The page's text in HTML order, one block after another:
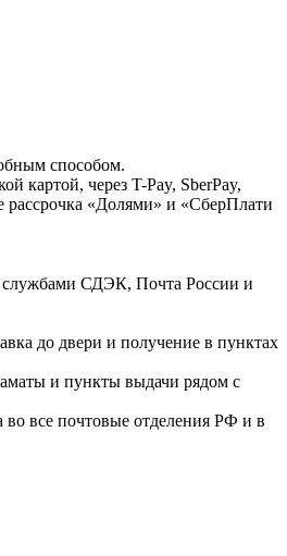
способом.
картой, через T-Pay, SberPay,
«Долями» и «СберПлати
службами СДЭК, Почта России и
до двери и получение в пунктах
и пункты выдачи рядом с
все почтовые отделения РФ и в